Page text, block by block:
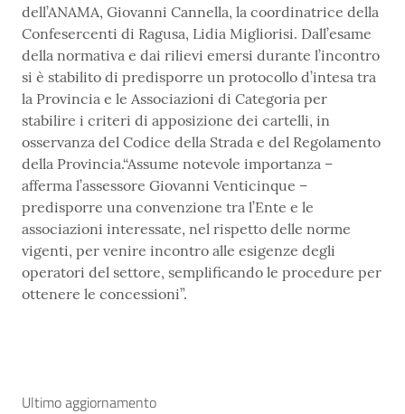
dell’ANAMA, Giovanni Cannella, la coordinatrice della
Confesercenti di Ragusa, Lidia Migliorisi. Dall’esame
della normativa e dai rilievi emersi durante l’incontro
si è stabilito di predisporre un protocollo d’intesa tra
la Provincia e le Associazioni di Categoria per
stabilire i criteri di apposizione dei cartelli, in
osservanza del Codice della Strada e del Regolamento
della Provincia.“Assume notevole importanza –
afferma l’assessore Giovanni Venticinque –
predisporre una convenzione tra l’Ente e le
associazioni interessate, nel rispetto delle norme
vigenti, per venire incontro alle esigenze degli
operatori del settore, semplificando le procedure per
ottenere le concessioni”.
Ultimo aggiornamento